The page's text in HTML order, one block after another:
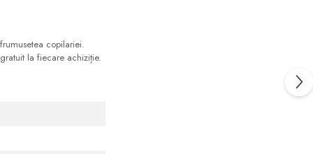
copilariei.
la fiecare achiziție.